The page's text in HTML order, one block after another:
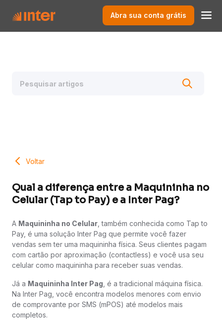
Abra sua conta grátis
Voltar
Qual a diferença entre a Maquininha no
Celular (Tap to Pay) e a Inter Pag?​
A Maquininha no Celular , também conhecida como Tap to
Pay, é uma solução Inter Pag que permite você fazer
vendas sem ter uma maquininha física. Seus clientes pagam
com cartão por aproximação (contactless) e você usa seu
celular como maquininha para receber suas vendas.
Já a Maquininha Inter Pag , é a tradicional máquina física.
Na Inter Pag, você encontra modelos menores com envio
de comprovante por SMS (mPOS) até modelos mais
completos.